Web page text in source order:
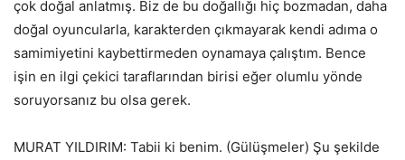
çok doğal anlatmış. Biz de bu doğallığı hiç bozmadan, daha
doğal oyuncularla, karakterden çıkmayarak kendi adıma o
samimiyetini kaybettirmeden oynamaya çalıştım. Bence
işin en ilgi çekici taraflarından birisi eğer olumlu yönde
soruyorsanız bu olsa gerek.
MURAT YILDIRIM: Tabii ki benim. (Gülüşmeler) Şu şekilde